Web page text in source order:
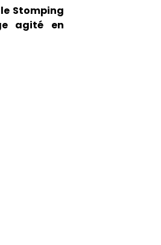
Stomping
agité en